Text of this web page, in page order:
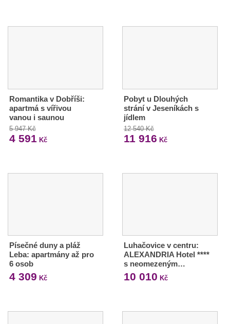
Romantika v Dobříši:
apartmá s vířivou
vanou i saunou
5 947 Kč
4 591 Kč
Pobyt u Dlouhých
strání v Jeseníkách s
jídlem
12 540 Kč
11 916 Kč
Písečné duny a pláž
Leba: apartmány až pro
6 osob
4 309 Kč
Luhačovice v centru:
ALEXANDRIA Hotel ****
s neomezeným…
10 010 Kč